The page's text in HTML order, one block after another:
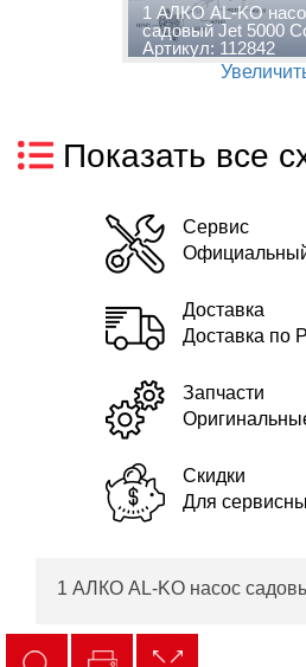
1 АЛКО AL-KO
садовый Jet 5000
Артикул: 112842
Показать все
Сервис
Доставка
Доставка по
Запчасти
Скидки
Для